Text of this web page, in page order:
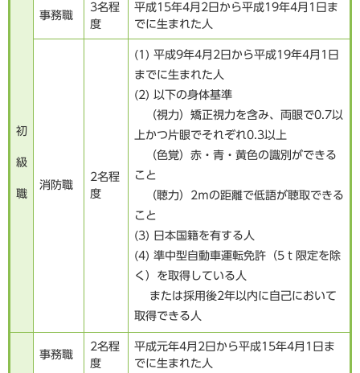
初
級
職
事務職
3名程
度
平成15年4月2日から平成19年4月1日ま
でに生まれた人
消防職
2名程
度
(1) 平成9年4月2日から平成19年4月1日
までに生まれた人
(2) 以下の身体基準
（視力）矯正視力を含み、両眼で0.7以
上かつ片眼でそれぞれ0.3以上
（色覚）赤・青・黄色の識別ができる
こと
（聴力）2ｍの距離で低語が聴取できる
こと
(3) 日本国籍を有する人
(4) 準中型自動車運転免許（5ｔ限定を除
く）を取得している人
または採用後2年以内に自己において
取得できる人
事務職
2名程
度
平成元年4月2日から平成15年4月1日ま
でに生まれた人